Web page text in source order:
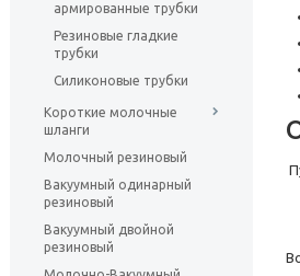
армированные трубки
Резиновые гладкие
трубки
Силиконовые трубки
Короткие молочные
шланги
Молочный резиновый
Вакуумный одинарный
резиновый
Вакуумный двойной
резиновый